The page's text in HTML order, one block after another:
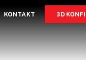
KONTAKT 3D